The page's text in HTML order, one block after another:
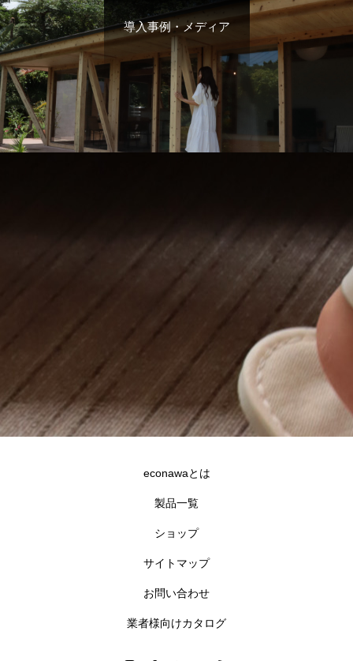
導入事例・メディア
econawaとは
製品一覧
ショップ
サイトマップ
お問い合わせ
業者様向けカタログ